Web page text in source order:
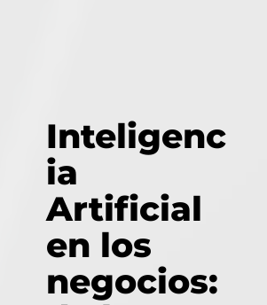
Inteligenc
ia
Artificial
en los
negocios: